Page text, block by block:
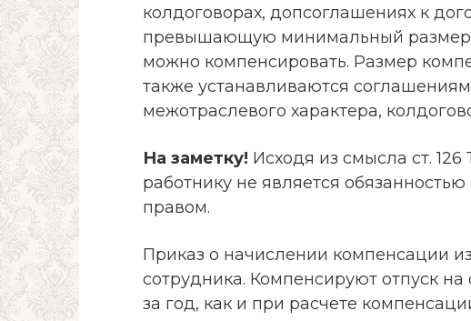
колдоговорах, допсоглашениях к
превышающую минимальный размер
можно компенсировать. Размер
также устанавливаются
межотраслевого характера,
На заметку! Исходя из смысла ст.
работнику не является
правом.
Приказ о начислении компенсации
сотрудника. Компенсируют отпуск
за год, как и при расчете